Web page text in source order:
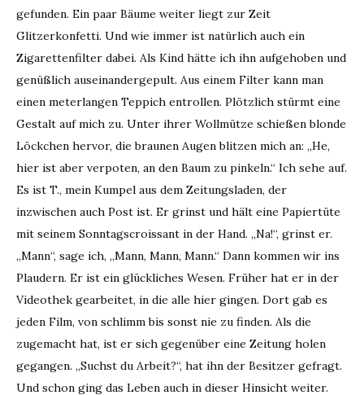
gefunden. Ein paar Bäume weiter liegt zur Zeit
Glitzerkonfetti. Und wie immer ist natürlich auch ein
Zigarettenfilter dabei. Als Kind hätte ich ihn aufgehoben und
genüßlich auseinandergepult. Aus einem Filter kann man
einen meterlangen Teppich entrollen. Plötzlich stürmt eine
Gestalt auf mich zu. Unter ihrer Wollmütze schießen blonde
Löckchen hervor, die braunen Augen blitzen mich an: „He,
hier ist aber verpoten, an den Baum zu pinkeln.“ Ich sehe auf.
Es ist T., mein Kumpel aus dem Zeitungsladen, der
inzwischen auch Post ist. Er grinst und hält eine Papiertüte
mit seinem Sonntagscroissant in der Hand. „Na!“, grinst er.
„Mann“, sage ich, „Mann, Mann, Mann.“ Dann kommen wir ins
Plaudern. Er ist ein glückliches Wesen. Früher hat er in der
Videothek gearbeitet, in die alle hier gingen. Dort gab es
jeden Film, von schlimm bis sonst nie zu finden. Als die
zugemacht hat, ist er sich gegenüber eine Zeitung holen
gegangen. „Suchst du Arbeit?“, hat ihn der Besitzer gefragt.
Und schon ging das Leben auch in dieser Hinsicht weiter.